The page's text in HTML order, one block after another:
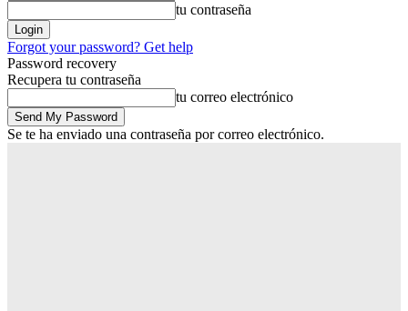
tu contraseña
Forgot your password? Get help
Password recovery
Recupera tu contraseña
tu correo electrónico
Se te ha enviado una contraseña por correo electrónico.